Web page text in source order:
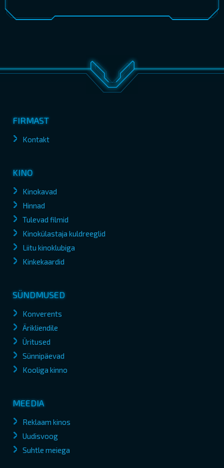
FIRMAST
Kontakt
KINO
Kinokavad
Hinnad
Tulevad filmid
Kinokülastaja kuldreeglid
Liitu kinoklubiga
Kinkekaardid
SÜNDMUSED
Konverents
Ärikliendile
Üritused
Sünnipäevad
Kooliga kinno
MEEDIA
Reklaam kinos
Uudisvoog
Suhtle meiega